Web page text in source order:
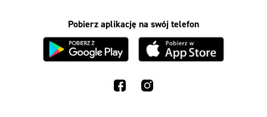
Pobierz aplikację na swój telefon